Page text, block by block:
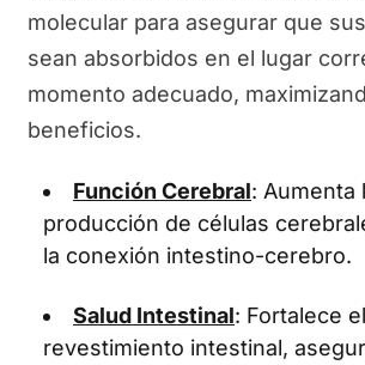
molecular para asegurar que
sean absorbidos en el lugar
momento adecuado,
beneficios.
Función Cerebral: Aumenta
producción de células
la conexión intestino-cerebro.
Salud Intestinal: Fortalece el
revestimiento intestinal,